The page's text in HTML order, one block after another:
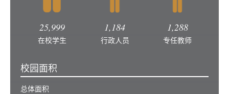
25,999
在校学生
1,184
行政人员
1,288
专任教师
校园面积
总体面积